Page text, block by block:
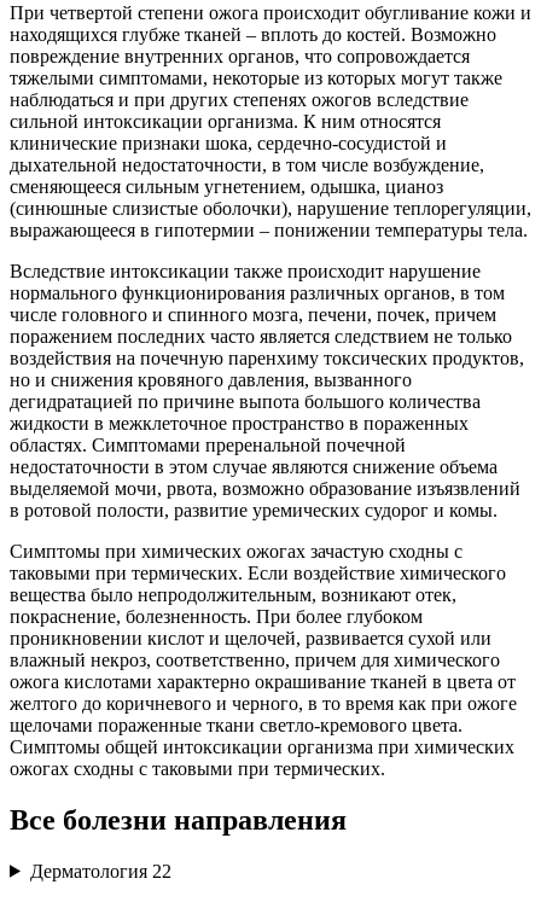
При четвертой степени ожога происходит обугливание кожи и
находящихся глубже тканей – вплоть до костей. Возможно
повреждение внутренних органов, что сопровождается
тяжелыми симптомами, некоторые из которых могут также
наблюдаться и при других степенях ожогов вследствие
сильной интоксикации организма. К ним относятся
клинические признаки шока, сердечно-сосудистой и
дыхательной недостаточности, в том числе возбуждение,
сменяющееся сильным угнетением, одышка, цианоз
(синюшные слизистые оболочки), нарушение теплорегуляции,
выражающееся в гипотермии – понижении температуры тела.
Вследствие интоксикации также происходит нарушение
нормального функционирования различных органов, в том
числе головного и спинного мозга, печени, почек, причем
поражением последних часто является следствием не только
воздействия на почечную паренхиму токсических продуктов,
но и снижения кровяного давления, вызванного
дегидратацией по причине выпота большого количества
жидкости в межклеточное пространство в пораженных
областях. Симптомами преренальной почечной
недостаточности в этом случае являются снижение объема
выделяемой мочи, рвота, возможно образование изъязвлений
в ротовой полости, развитие уремических судорог и комы.
Симптомы при химических ожогах зачастую сходны с
таковыми при термических. Если воздействие химического
вещества было непродолжительным, возникают отек,
покраснение, болезненность. При более глубоком
проникновении кислот и щелочей, развивается сухой или
влажный некроз, соответственно, причем для химического
ожога кислотами характерно окрашивание тканей в цвета от
желтого до коричневого и черного, в то время как при ожоге
щелочами пораженные ткани светло-кремового цвета.
Симптомы общей интоксикации организма при химических
ожогах сходны с таковыми при термических.
Все болезни направления
Дерматология 22